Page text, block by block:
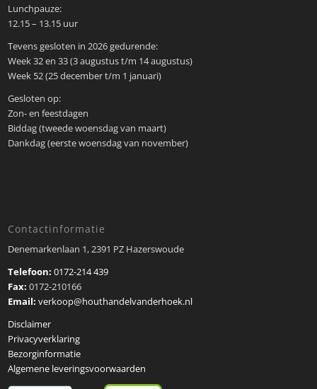
Lunchpauze:
12.15 – 13.15 uur
Tevens gesloten in 2026 gedurende:
Week 32 en 33 (3 augustus t/m 14 augustus)
Week 52 (25 december t/m 1 januari)
Gesloten op:
Zon- en feestdagen
Biddag (tweede woensdag van maart)
Dankdag (eerste woensdag van november)
Contactinformatie
Denemarkenlaan 1, 2391 PZ Hazerswoude
Telefoon:0172-214 439
Fax:0172-210166
Email: verkoop@houthandelvanderhoek.nl
Disclaimer
Privacyverklaring
Bezorginformatie
Algemene leveringsvoorwaarden